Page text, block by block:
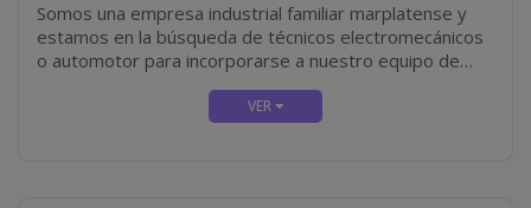
Somos una empresa industrial familiar marplatense y
estamos en la búsqueda de técnicos electromecánicos
o automotor para incorporarse a nuestro equipo de
mantenimiento mecánico, el cual incluye tareas tales
como mantenimiento y reparación de equipos...